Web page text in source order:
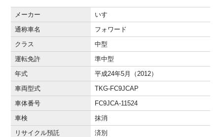
メーカー
いすゞ
通称車名
フォワード
クラス
中型
運転免許
準中型
年式
平成24年5月（2012）
車両型式
TKG-FC9JCAP
車体番号
FC9JCA-11524
車検
抹消
リサイクル預託
済別